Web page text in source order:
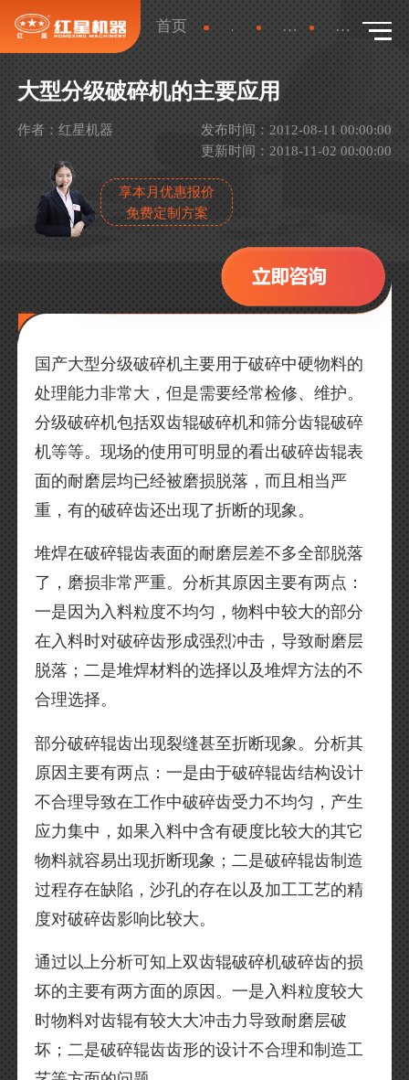
首页 新闻 行业新闻 详情
大型分级破碎机的主要应用
作者：红星机器
发布时间：2012-08-11 00:00:00
更新时间：2018-11-02 00:00:00
享本月优惠报价
免费定制方案
国产大型分级破碎机主要用于破碎中硬物料的
处理能力非常大，但是需要经常检修、维护。
分级破碎机包括双齿辊破碎机和筛分齿辊破碎
机等等。现场的使用可明显的看出破碎齿辊表
面的耐磨层均已经被磨损脱落，而且相当严
重，有的破碎齿还出现了折断的现象。
堆焊在破碎辊齿表面的耐磨层差不多全部脱落
了，磨损非常严重。分析其原因主要有两点：
一是因为入料粒度不均匀，物料中较大的部分
在入料时对破碎齿形成强烈冲击，导致耐磨层
脱落；二是堆焊材料的选择以及堆焊方法的不
合理选择。
部分破碎辊齿出现裂缝甚至折断现象。分析其
原因主要有两点：一是由于破碎辊齿结构设计
不合理导致在工作中破碎齿受力不均匀，产生
应力集中，如果入料中含有硬度比较大的其它
物料就容易出现折断现象；二是破碎辊齿制造
过程存在缺陷，沙孔的存在以及加工工艺的精
度对破碎齿影响比较大。
通过以上分析可知上双齿辊破碎机破碎齿的损
坏的主要有两方面的原因。一是入料粒度较大
时物料对齿辊有较大大冲击力导致耐磨层破
坏；二是破碎辊齿齿形的设计不合理和制造工